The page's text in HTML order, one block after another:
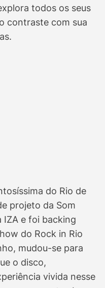
todos os seus
contraste com sua
do Rio de
projeto da Som
e foi backing
do Rock in Rio
mudou-se para
o disco,
vivida nesse